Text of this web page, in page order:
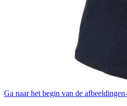
Ga naar het begin van de